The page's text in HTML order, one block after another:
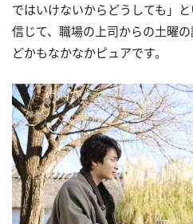
ではいけないからどうしても」
信じて、職場の上司からの土曜
どかもなかなかピュアです。